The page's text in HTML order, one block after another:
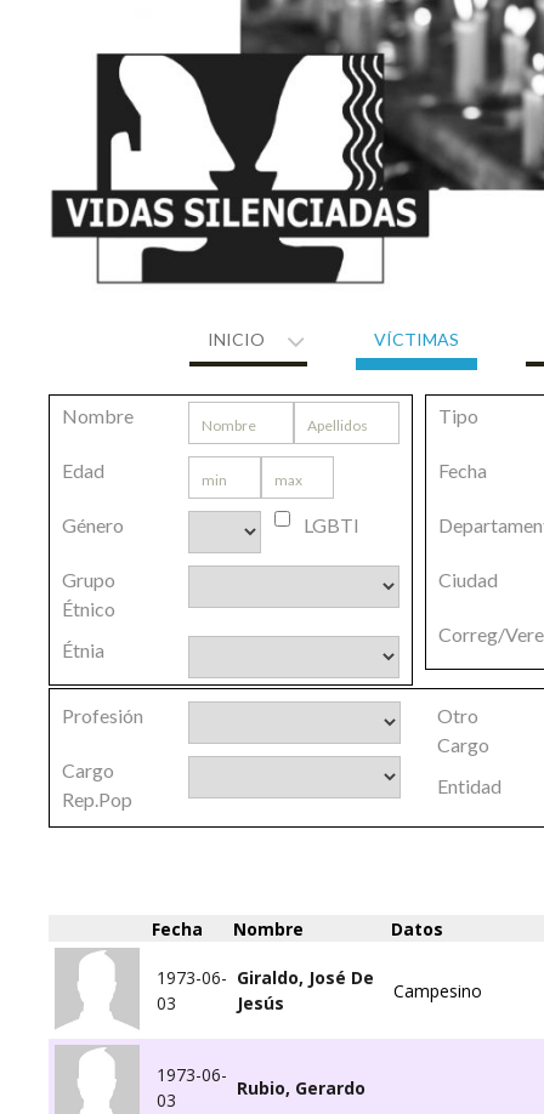
INICIO VÍCTIMAS
Nombre
Edad
Género LGBTI
Grupo
Étnico
Étnia
Tipo
Fecha
Ciudad
Correg/
Profesión
Cargo
Rep.Pop
Otro
Cargo
Entidad
Fecha Nombre Datos
1973-06-
03
Giraldo, José De
Jesús
Campesino
1973-06-
03
Rubio, Gerardo